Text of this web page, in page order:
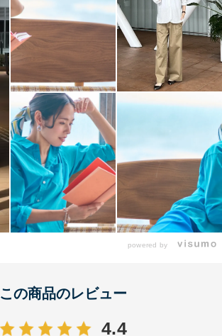
powered by
この商品のレビュー
4.4